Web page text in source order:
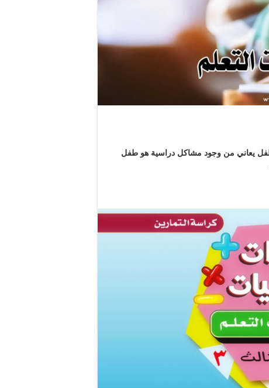
طفل يعاني من وجود مشاكل دراسية هو طفل